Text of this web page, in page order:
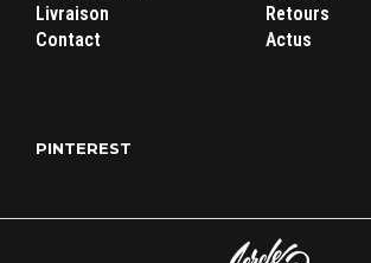
Livraison
Contact
Retours
Actus
PINTEREST